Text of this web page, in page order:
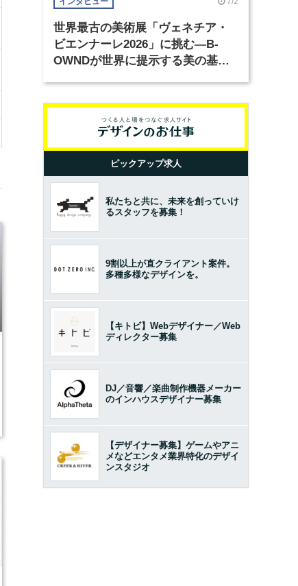
世界最古の美術展「ヴェネチア・
ビエンナーレ2026」に挑む―B-
OWNDが世界に提示する美の基準
ピックアップ求人
私たちと共に、未来を創っていけ
るスタッフを募集！
9割以上が直クライアント案件。
多種多様なデザインを。
【キトビ】Webデザイナー／Web
ディレクター募集
DJ／音響／楽曲制作機器メーカー
のインハウスデザイナー募集
【デザイナー募集】ゲームやアニ
メなどエンタメ業界特化のデザイ
ンスタジオ